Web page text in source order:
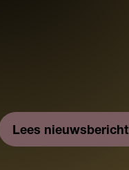
Lees nieuwsbericht